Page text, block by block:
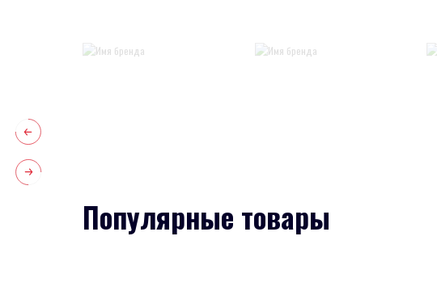
Популярные товары